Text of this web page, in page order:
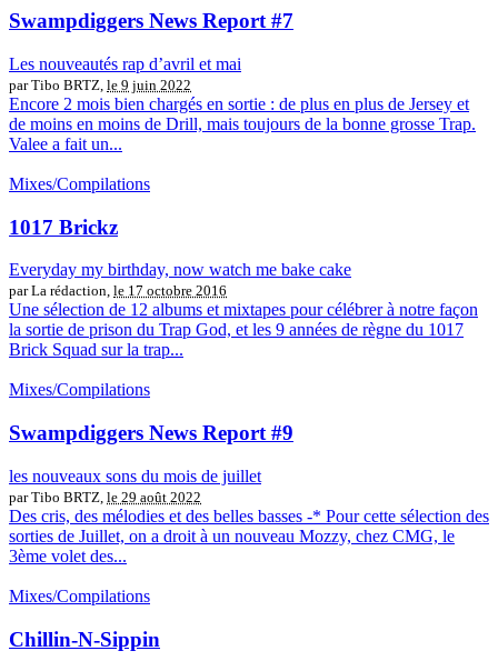
Swampdiggers News Report #7
Les nouveautés rap d’avril et mai
par Tibo BRTZ, le 9 juin 2022
Encore 2 mois bien chargés en sortie : de plus en plus de Jersey et
de moins en moins de Drill, mais toujours de la bonne grosse Trap.
Valee a fait un...
Mixes/Compilations
1017 Brickz
Everyday my birthday, now watch me bake cake
par La rédaction, le 17 octobre 2016
Une sélection de 12 albums et mixtapes pour célébrer à notre façon
la sortie de prison du Trap God, et les 9 années de règne du 1017
Brick Squad sur la trap...
Mixes/Compilations
Swampdiggers News Report #9
les nouveaux sons du mois de juillet
par Tibo BRTZ, le 29 août 2022
Des cris, des mélodies et des belles basses -* Pour cette sélection des
sorties de Juillet, on a droit à un nouveau Mozzy, chez CMG, le
3ème volet des...
Mixes/Compilations
Chillin-N-Sippin